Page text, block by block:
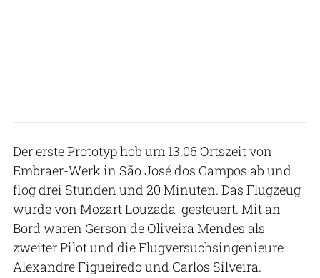
Der erste Prototyp hob um 13.06 Ortszeit von
Embraer-Werk in São José dos Campos ab und
flog drei Stunden und 20 Minuten. Das Flugzeug
wurde von Mozart Louzada gesteuert. Mit an
Bord waren Gerson de Oliveira Mendes als
zweiter Pilot und die Flugversuchsingenieure
Alexandre Figueiredo und Carlos Silveira.